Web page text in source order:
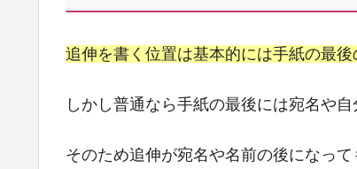
追伸を書く位置は基本的には手紙の最後
しかし普通なら手紙の最後には宛名や自
そのため追伸が宛名や名前の後になっ